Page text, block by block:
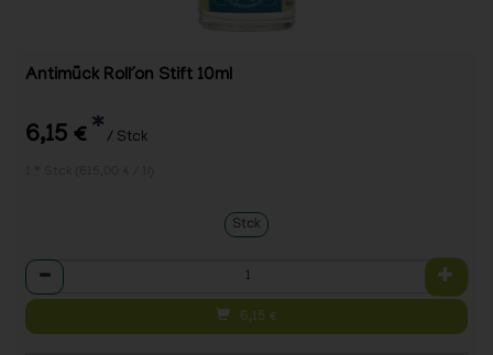
Antimück Roll´on Stift 10ml
6,15 € * / Stck
Stck
Anzahl
6,15 €